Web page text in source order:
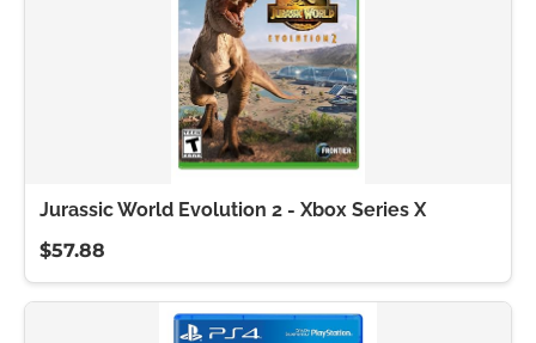
Jurassic World Evolution 2 - Xbox Series X
$57.88